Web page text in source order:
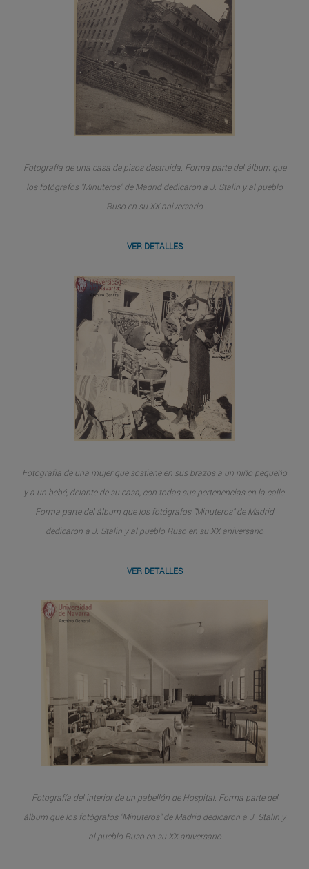
Fotografía de una casa de pisos destruida. Forma parte del álbum que
los fotógrafos "Minuteros" de Madrid dedicaron a J. Stalin y al pueblo
Ruso en su XX aniversario
VER DETALLES
Fotografía de una mujer que sostiene en sus brazos a un niño pequeño
y a un bebé, delante de su casa, con todas sus pertenencias en la calle.
Forma parte del álbum que los fotógrafos "Minuteros" de Madrid
dedicaron a J. Stalin y al pueblo Ruso en su XX aniversario
VER DETALLES
Fotografía del interior de un pabellón de Hospital. Forma parte del
álbum que los fotógrafos "Minuteros" de Madrid dedicaron a J. Stalin y
al pueblo Ruso en su XX aniversario